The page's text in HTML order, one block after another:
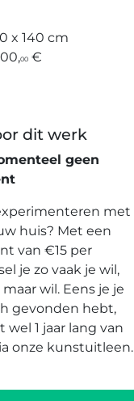
x 140 cm
00 €
dit werk
geen
met
huis? Met een
van €15 per
je zo vaak je wil,
wil. Eens je je
gevonden hebt,
wel 1 jaar lang van
onze kunstuitleen.